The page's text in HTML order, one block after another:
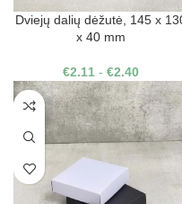
Dviejų dalių dėžutė, 145 x
x 40 mm
€2.11 - €2.40